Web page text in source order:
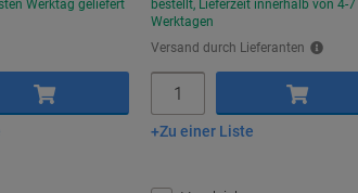
Werktag geliefert
Warenkorb
bestellt, Lieferzeit innerhalb von 4-7
Werktagen
Versand durch Lieferanten
In den Warenkorb
Zu einer Liste